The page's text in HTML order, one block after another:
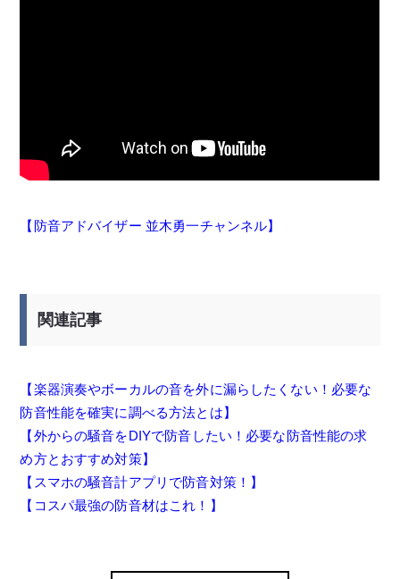
【防音アドバイザー 並木勇一チャンネル】
関連記事
【楽器演奏やボーカルの音を外に漏らしたくない！必要な
防音性能を確実に調べる方法とは】
【外からの騒音をDIYで防音したい！必要な防音性能の求
め方とおすすめ対策】
【スマホの騒音計アプリで防音対策！】
【コスパ最強の防音材はこれ！】